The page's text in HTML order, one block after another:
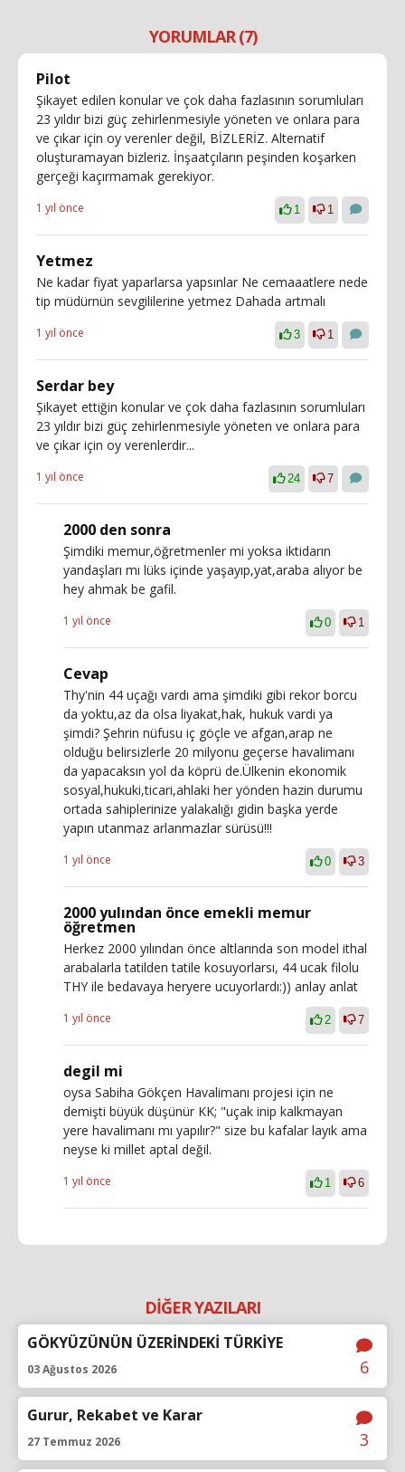
YORUMLAR (7)
Pilot
Şikayet edilen konular ve çok daha fazlasının sorumluları
23 yıldır bizi güç zehirlenmesiyle yöneten ve onlara para
ve çıkar için oy verenler değil, BİZLERİZ. Alternatif
oluşturamayan bizleriz. İnşaatçıların peşinden koşarken
gerçeği kaçırmamak gerekiyor.
1 yıl önce 1 1
Yetmez
Ne kadar fiyat yaparlarsa yapsınlar Ne cemaaatlere nede
tip müdürnün sevgililerine yetmez Dahada artmalı
1 yıl önce 3 1
Serdar bey
Şikayet ettiğin konular ve çok daha fazlasının sorumluları
23 yıldır bizi güç zehirlenmesiyle yöneten ve onlara para
ve çıkar için oy verenlerdir...
1 yıl önce 24 7
2000 den sonra
Şimdiki memur,öğretmenler mi yoksa iktidarın
yandaşları mı lüks içinde yaşayıp,yat,araba alıyor be
hey ahmak be gafil.
1 yıl önce 0 1
Cevap
Thy'nin 44 uçağı vardı ama şimdiki gibi rekor borcu
da yoktu,az da olsa liyakat,hak, hukuk vardi ya
şimdi? Şehrin nüfusu iç göçle ve afgan,arap ne
olduğu belirsizlerle 20 milyonu geçerse havalimanı
da yapacaksın yol da köprü de.Ülkenin ekonomik
sosyal,hukuki,ticari,ahlaki her yönden hazin durumu
ortada sahiplerinize yalakalığı gidin başka yerde
yapın utanmaz arlanmazlar sürüsü!!!
1 yıl önce 0 3
2000 yulından önce emekli memur
öğretmen
Herkez 2000 yılından önce altlarında son model ithal
arabalarla tatilden tatile kosuyorlarsı, 44 ucak filolu
THY ile bedavaya heryere ucuyorlardı:)) anlay anlat
1 yıl önce 2 7
degil mi
oysa Sabiha Gökçen Havalimanı projesi için ne
demişti büyük düşünür KK; "uçak inip kalkmayan
yere havalimanı mı yapılır?" size bu kafalar layık ama
neyse ki millet aptal değil.
1 yıl önce 1 6
DİĞER YAZILARI
GÖKYÜZÜNÜN ÜZERİNDEKİ TÜRKİYE
03 Ağustos 2026 6
Gurur, Rekabet ve Karar
27 Temmuz 2026 3